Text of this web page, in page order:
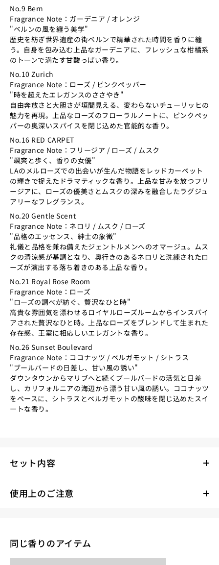
No.9 Bern
Fragrance Note：ガーデニア / オレンジ
"ベルンの風を纏う美学"
歴史を紡ぎ世界遺産の街ベルンで精華された時間を香りに纏
う。自身を包み込む上品なガーデニアに、フレッシュな柑橘系
のトーンで満たす甘酸っぱい香り。
No.10 Zurich
Fragrance Note：ローズ / ピンクペッパー
"時を超えたエレガンスのささやき "
自由奔放さと大胆さが垣間見える、変わらないチューリッヒの
魅力を再現。上品なローズのフローラルノートに、ピンクペッ
パーの奥深いスパイスを閉じ込めた官能的な香り。
No.16 RED CARPET
Fragrance Note：フリージア / ローズ / ムスク
"颯爽と歩く、香りの女優"
LAのメルローズでの出会いが生んだ物語をレッドカーペット
の輝きで捉えたドラマティックな香り。上品な甘みを放つフリ
ージアに、ローズの優美さとムスクの深みを融合したラグジュ
アリーなフレグランス。
No.20 Gentle Scent
Fragrance Note：ネロリ / ムスク / ローズ
"品格のエッセンス、紳士の象徴"
礼儀と品格を兼ね備えたジェントルメンへのオマージュ。ムス
クの清涼感が基調となり、奥行きのあるネロリと洗練されたロ
ーズが演出する落ち着きのある上品な香り。
No.21 Royal Rose Room
Fragrance Note：ローズ
"ローズの調べが紡ぐ、贅沢なひと時"
高貴な雰囲気を漂わせるロイヤルローズルームからインスパイ
アされた贅沢なひと時。上品なローズをブレンドして生まれた
存在感、王室に相応しいエレガントな香り。
No.26 Sunset Boulevard
Fragrance Note：ココナッツ / ベルガモット / シトラス
"ブールバードの日差し、甘い風の誘い"
ダウンタウンからマリブへと続くブールバードの活気と日差
し、カリフォルニアの海辺から漂う甘い風の誘い。ココナッツ
をベースに、シトラスとベルガモットの酸味を閉じ込めたスイ
ートな香り。
セット内容
使用上のご注意
同じ香りのアイテム